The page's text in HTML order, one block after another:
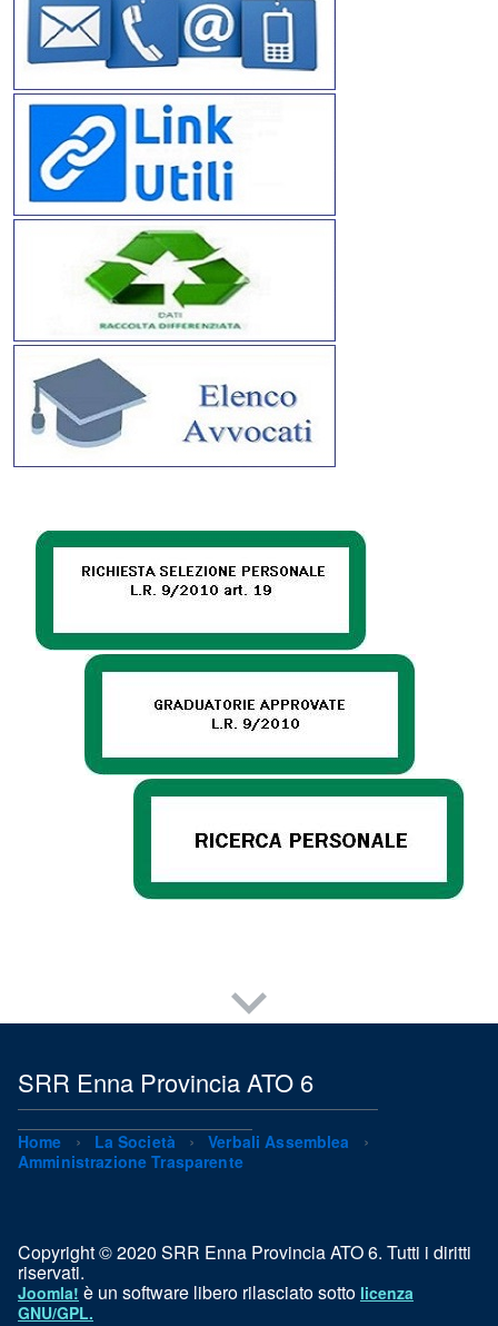
SRR Enna Provincia ATO 6
Home La Società
Verbali Assemblea
Amministrazione Trasparente
Copyright © 2020 SRR Enna Provincia ATO 6. Tutti i diritti
riservati.
Joomla! è un software libero rilasciato sotto licenza
GNU/GPL.